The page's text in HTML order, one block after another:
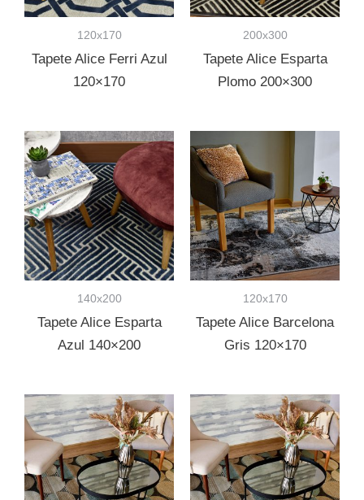
120x170
Tapete Alice Ferri Azul
120×170
200x300
Tapete Alice Esparta
Plomo 200×300
140x200
Tapete Alice Esparta
Azul 140×200
120x170
Tapete Alice Barcelona
Gris 120×170